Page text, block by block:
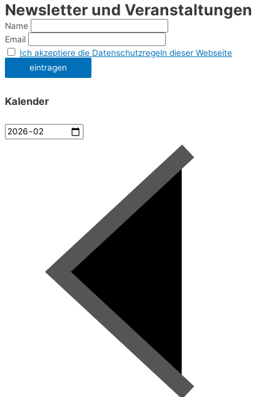
Newsletter und Veranstaltungen
Name
Email
Ich akzeptiere die Datenschutzregeln dieser Webseite
Kalender